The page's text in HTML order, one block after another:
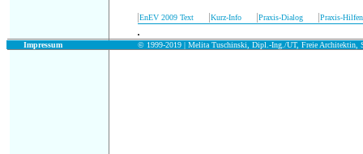
|EnEV 2009 Text |Kurz-Info |Praxis-Dialog |Praxis-Hilfen
.
Impressum © 1999-2019 | Melita Tuschinski, Dipl.-Ing./UT, Freie Architektin,